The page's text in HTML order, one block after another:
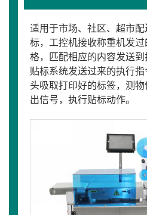
适用于市场、社区、超市
标，工控机接收称重机发
格，匹配相应的内容发送到
贴标系统发送过来的执行
头吸取打印好的标签，测
出信号，执行贴标动作。